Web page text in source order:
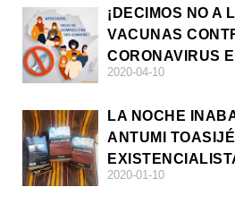
¡DECIMOS NO A
VACUNAS
CORONAVIRUS
2020-04-10
LA NOCHE
ANTUMI
2020-01-10